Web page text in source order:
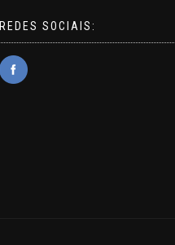
REDES SOCIAIS: